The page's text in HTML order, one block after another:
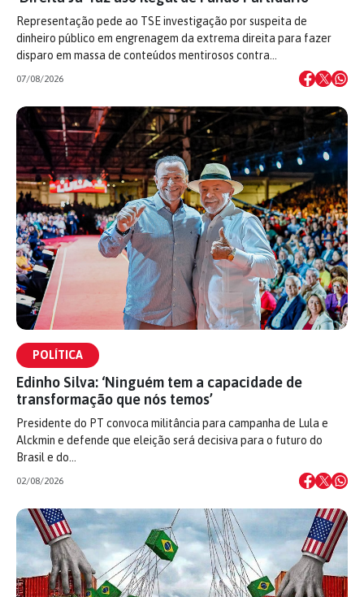
Representação pede ao TSE investigação por suspeita de
dinheiro público em engrenagem da extrema direita para fazer
disparo em massa de conteúdos mentirosos contra…
07/08/2026
POLÍTICA
Edinho Silva: ‘Ninguém tem a capacidade de
transformação que nós temos’
Presidente do PT convoca militância para campanha de Lula e
Alckmin e defende que eleição será decisiva para o futuro do
Brasil e do…
02/08/2026